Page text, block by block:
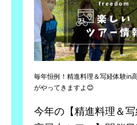
毎年恒例！精進料理＆写経体験in
がやってきますよ😊
今年の【精進料理＆